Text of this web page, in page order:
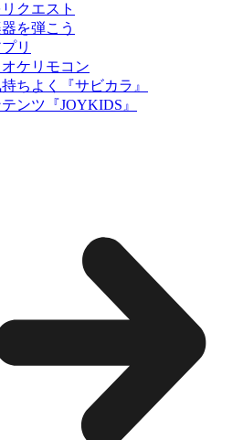
クエスト
を弾こう
リ
ケリモコン
ちよく『サビカラ』
ンツ『JOYKIDS』